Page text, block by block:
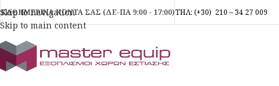
Skip to navigation
Skip to main content
ΚΑΘΗΜΕΡΙΝΑ ΚΟΝΤΑ ΣΑΣ (ΔΕ-ΠΑ 9:00 - 17:00)ΤΗΛ: (+30) 210 – 34 27 009